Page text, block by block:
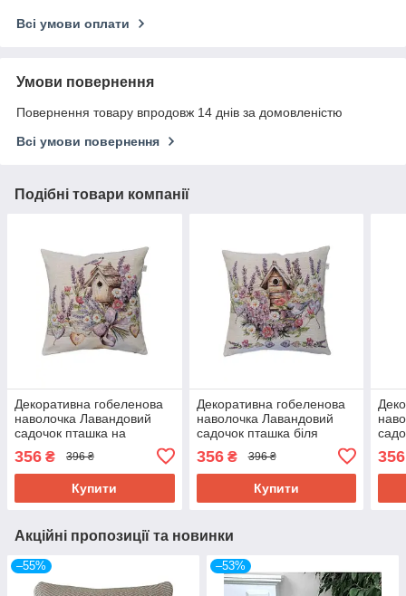
Всі умови оплати
Умови повернення
Повернення товару впродовж 14 днів за домовленістю
Всі умови повернення
Подібні товари компанії
Декоративна гобеленова
наволочка Лавандовий
садочок пташка на
356 ₴ 396 ₴
Купити
Декоративна гобеленова
наволочка Лавандовий
садочок пташка біля
356₴ 396 ₴
Купити
356
Акційні пропозиції та новинки
–55% –53%